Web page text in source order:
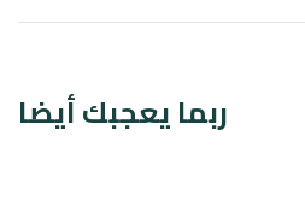
ربما يعجبك أيضا